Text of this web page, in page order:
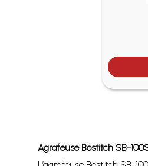
Agrafeuse Bostitch SB-